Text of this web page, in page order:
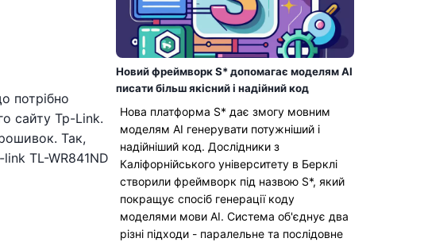
потрібно
сайту Tp-Link.
Так,
TL-WR841ND
Новий фреймворк S* допомагає моделям AI
писати більш якісний і надійний код
Нова платформа S* дає змогу мовним
моделям AI генерувати потужніший і
надійніший код. Дослідники з
Каліфорнійського університету в Берклі
створили фреймворк під назвою S*, який
покращує спосіб генерації коду
моделями мови AI. Система об'єднує два
різні підходи - паралельне та послідовне